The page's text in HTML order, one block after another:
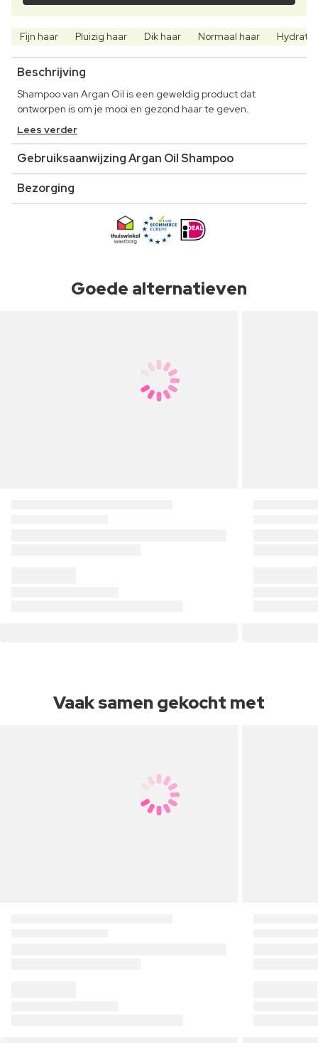
Fijn haar Pluizig haar Dik haar Normaal haar
Beschrijving
Shampoo van Argan Oil is een geweldig product dat
ontworpen is om je mooi en gezond haar te geven.
Lees verder
Gebruiksaanwijzing Argan Oil Shampoo
Bezorging
Goede alternatieven
Vaak samen gekocht met